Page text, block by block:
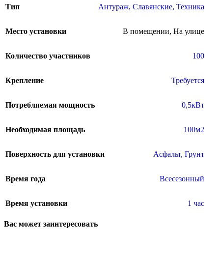
Тип Антураж, Славянские, Техника
Место установки В помещении, На улице
Количество участников 100
Крепление Требуется
Потребляемая мощность 0,5кВт
Необходимая площадь 100м2
Поверхность для установки Асфальт, Грунт
Время года Всесезонный
Время установки 1 час
Вас может заинтересовать